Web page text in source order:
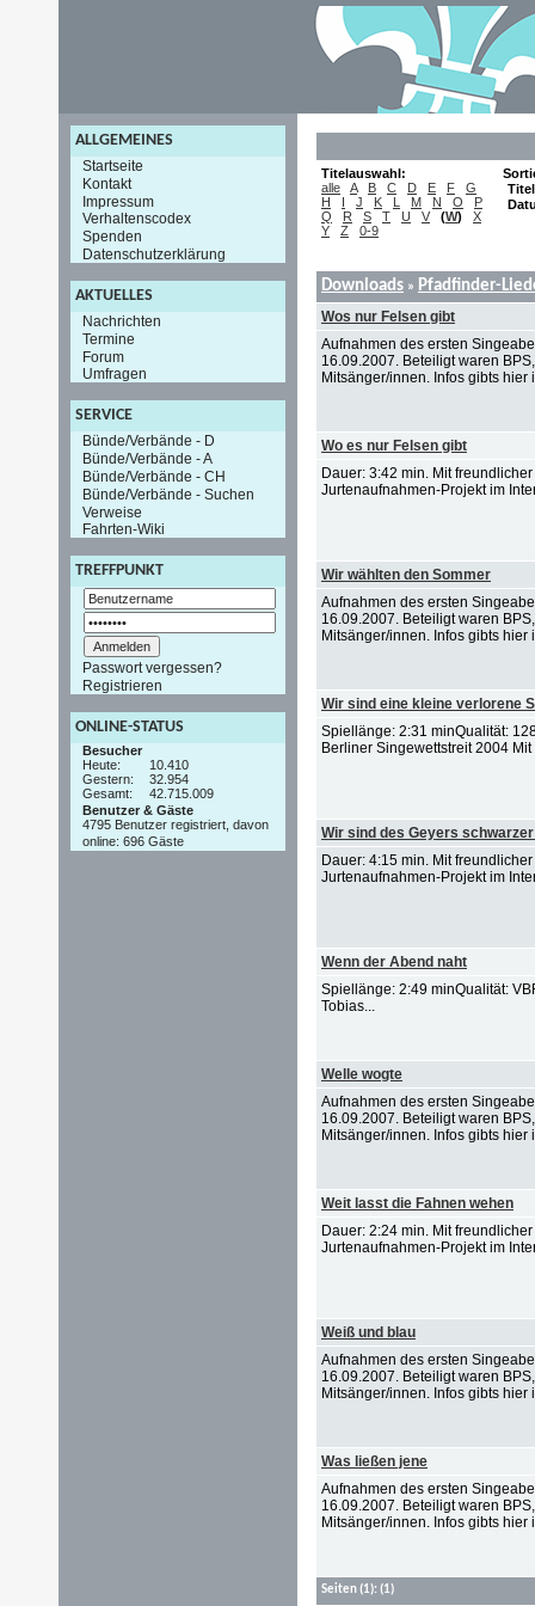
ALLGEMEINES
Startseite
Kontakt
Impressum
Verhaltenscodex
Spenden
Datenschutzerklärung
AKTUELLES
Nachrichten
Termine
Forum
Umfragen
SERVICE
Bünde/Verbände - D
Bünde/Verbände - A
Bünde/Verbände - CH
Bünde/Verbände - Suchen
Verweise
Fahrten-Wiki
TREFFPUNKT
Passwort vergessen?
Registrieren
ONLINE-STATUS
Besucher
Heute:
10.410
Gestern:
32.954
Gesamt:
42.715.009
Benutzer & Gäste
4795 Benutzer registriert, davon
online: 696 Gäste
Titelauswahl:
alle
A B C D E F
G
H
I J K L M N O
P
Q
R S T U V (W)
X
Y
Z 0-9
Titel
Downloads » Pfadfinder-
Wos nur Felsen gibt
Aufnahmen des ersten
16.09.2007. Beteiligt waren
Mitsänger/innen. Infos gibts
Wo es nur Felsen gibt
Dauer: 3:42 min. Mit
Jurtenaufnahmen-Projekt im
Wir wählten den Sommer
Aufnahmen des ersten
16.09.2007. Beteiligt waren
Mitsänger/innen. Infos gibts
Wir sind eine kleine verlorene
Spiellänge: 2:31 minQualität:
Berliner Singewettstreit 2004
Wir sind des Geyers
Dauer: 4:15 min. Mit
Jurtenaufnahmen-Projekt im
Wenn der Abend naht
Spiellänge: 2:49 minQualität:
Tobias...
Welle wogte
Aufnahmen des ersten
16.09.2007. Beteiligt waren
Mitsänger/innen. Infos gibts
Weit lasst die Fahnen wehen
Dauer: 2:24 min. Mit
Jurtenaufnahmen-Projekt im
Weiß und blau
Aufnahmen des ersten
16.09.2007. Beteiligt waren
Mitsänger/innen. Infos gibts
Was ließen jene
Aufnahmen des ersten
16.09.2007. Beteiligt waren
Mitsänger/innen. Infos gibts
Seiten(1): (1)